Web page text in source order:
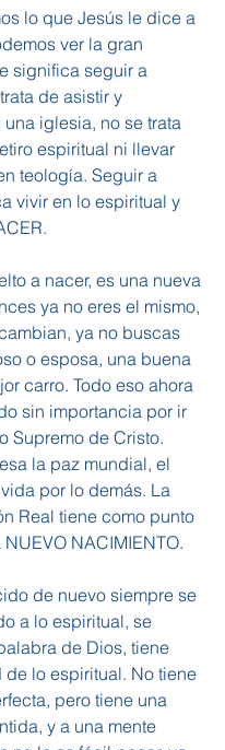
lo que Jesús le dice a
ver la gran
significa seguir a
de asistir y
iglesia, no se trata
espiritual ni llevar
teología. Seguir a
vivir en lo espiritual y
a nacer, es una nueva
ya no eres el mismo,
ya no buscas
o esposa, una buena
carro. Todo eso ahora
sin importancia por ir
Supremo de Cristo.
la paz mundial, el
por lo demás. La
Real tiene como punto
NACIMIENTO.
de nuevo siempre se
a lo espiritual, se
de Dios, tiene
de lo espiritual. No tiene
pero tiene una
y a una mente